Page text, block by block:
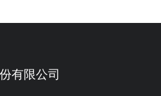
有限公司